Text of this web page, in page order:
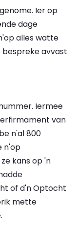
Ier op
dage
alles watte
avvast
Iermee
van
n'al 800
n'op
kans op 'n
of d'n Optocht
mette